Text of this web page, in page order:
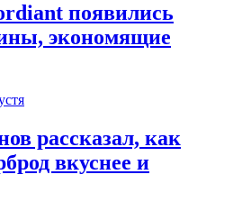
появились
экономящие
рассказал, как
вкуснее и